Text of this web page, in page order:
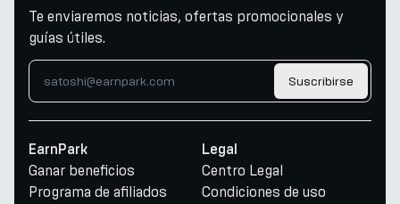
Te enviaremos noticias, ofertas promocionales y
guías útiles.
Suscribirse
EarnPark
Ganar beneficios
Programa de afiliados
Legal
Centro Legal
Condiciones de uso